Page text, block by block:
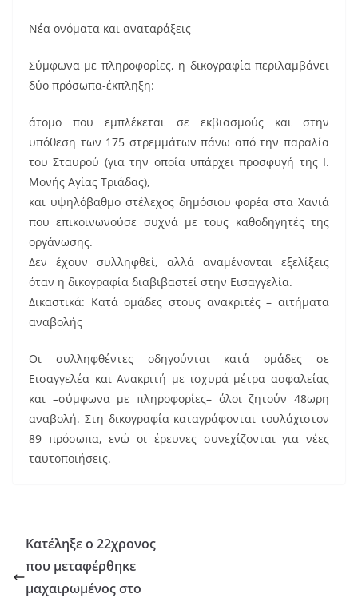
Νέα ονόματα και αναταράξεις
Σύμφωνα με πληροφορίες, η δικογραφία περιλαμβάνει
δύο πρόσωπα-έκπληξη:
άτομο που εμπλέκεται σε εκβιασμούς και στην
υπόθεση των 175 στρεμμάτων πάνω από την παραλία
του Σταυρού (για την οποία υπάρχει προσφυγή της Ι.
Μονής Αγίας Τριάδας),
και υψηλόβαθμο στέλεχος δημόσιου φορέα στα Χανιά
που επικοινωνούσε συχνά με τους καθοδηγητές της
οργάνωσης.
Δεν έχουν συλληφθεί, αλλά αναμένονται εξελίξεις
όταν η δικογραφία διαβιβαστεί στην Εισαγγελία.
Δικαστικά: Κατά ομάδες στους ανακριτές – αιτήματα
αναβολής
Οι συλληφθέντες οδηγούνται κατά ομάδες σε
Εισαγγελέα και Ανακριτή με ισχυρά μέτρα ασφαλείας
και –σύμφωνα με πληροφορίες– όλοι ζητούν 48ωρη
αναβολή. Στη δικογραφία καταγράφονται τουλάχιστον
89 πρόσωπα, ενώ οι έρευνες συνεχίζονται για νέες
ταυτοποιήσεις.
Κατέληξε ο 22χρονος
που μεταφέρθηκε
μαχαιρωμένος στο